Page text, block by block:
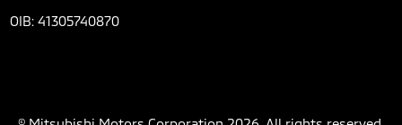
OIB: 41305740870